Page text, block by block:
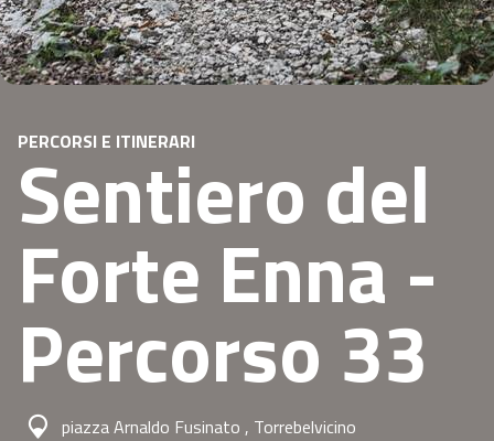
PERCORSI E ITINERARI
Sentiero del
Forte Enna -
Percorso 33
piazza Arnaldo Fusinato , Torrebelvicino